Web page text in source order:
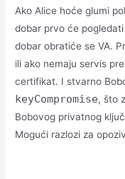
Ako Alice hoće glumi
dobar prvo će
dobar obratiće se VA.
ili ako nemaju servis
certifikat. I stvarno
keyCompromise, što
Bobovog privatnog
Mogući razlozi za